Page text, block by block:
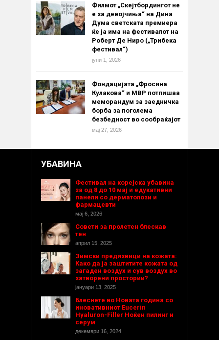
Филмот „Скејтбордингот не
е за девојчиња“ на Дина
Дума светската премиера
ќе ја има на фестивалот на
Роберт Де Ниро („Трибека
фестивал“)
јуни 1, 2026
Фондацијата „Фросина
Кулакова“ и МВР потпишаа
меморандум за заедничка
борба за поголема
безбедност во сообраќајот
мај 27, 2026
УБАВИНА
Фестивал на корејска убавина
за од 8 до 10 мај и едукативни
панели со дерматолози и
фармацевти
мај 6, 2026
Совети за пролетен блескав
тен
април 15, 2025
Зимски предизвици на кожата:
Како да ја заштитите кожата од
загаден воздух и сув воздух во
затворени простории?
јануари 13, 2025
Блеснете во Новата година со
иновативниот Eucerin
Hyaluron-Filler Ноќен пилинг и
серум
декември 16, 2024